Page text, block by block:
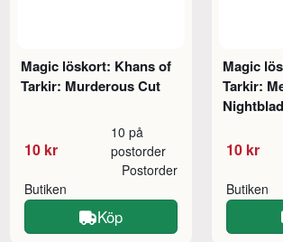
Magic löskort: Khans of
Tarkir: Murderous Cut
10 kr
10 på
postorder
Butiken
Postorder
Köp
Magic
Tarkir:
10 kr
Butiken